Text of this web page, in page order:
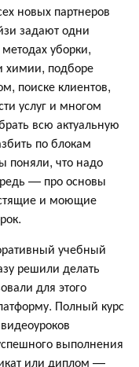
новых партнеров
задают одни
уборки,
химии, подборе
поиске клиентов,
услуг и многом
всю актуальную
по блокам
поняли, что надо
— про основы
и моющие
учебный
решили делать
для этого
Полный курс
выполнения
или диплом —